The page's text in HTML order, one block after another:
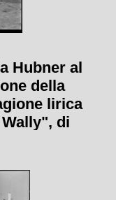
Hubner al
della
lirica
di
Pavlova